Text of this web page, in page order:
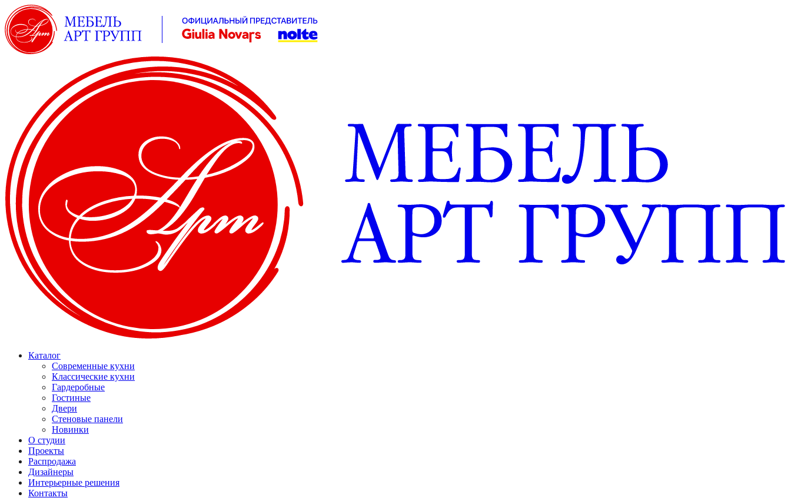
Каталог
Современные кухни
Классические кухни
Гардеробные
Гостиные
Двери
Стеновые панели
Новинки
О студии
Проекты
Распродажа
Дизайнеры
Интерьерные решения
Контакты